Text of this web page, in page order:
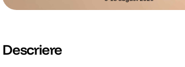
Descriere